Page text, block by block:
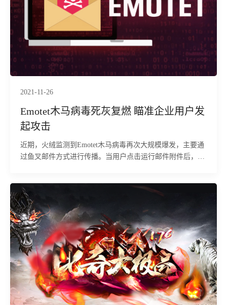
2021-11-26
Emotet木马病毒死灰复燃 瞄准企业用户发
起攻击
近期，火绒监测到Emotet木马病毒再次大规模爆发，主要通
过鱼叉邮件方式进行传播。当用户点击运行邮件附件后，病